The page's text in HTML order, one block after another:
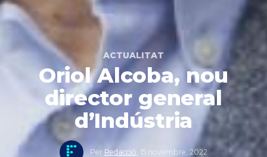
ACTUALITAT
Oriol Alcoba, nou
director general
d’Indústria
Per Redacció 15 novembre, 2022